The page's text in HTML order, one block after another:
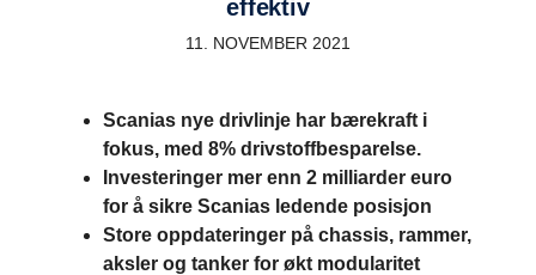
effektiv
11. NOVEMBER 2021
Scanias nye drivlinje har bærekraft i
fokus, med 8% drivstoffbesparelse.
Investeringer mer enn 2 milliarder euro
for å sikre Scanias ledende posisjon
Store oppdateringer på chassis, rammer,
aksler og tanker for økt modularitet